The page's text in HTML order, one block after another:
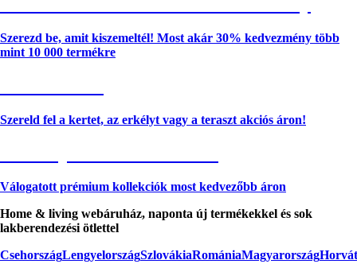
Szerezd be, amit kiszemeltél! Most akár 30% kedvezmény több
mint 10 000 termékre
Szereld fel a kertet, az erkélyt vagy a teraszt akciós áron!
Válogatott prémium kollekciók most kedvezőbb áron
Home & living webáruház, naponta új termékekkel és sok
lakberendezési ötlettel
CsehországLengyelországSzlovákiaRomániaMagyarország